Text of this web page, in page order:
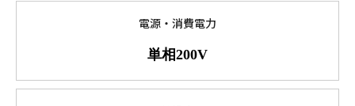
電源・消費電力
単相200V